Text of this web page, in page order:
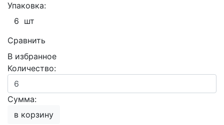
Упаковка:
6 шт
Сравнить
В избранное
Количество:
Сумма:
в корзину